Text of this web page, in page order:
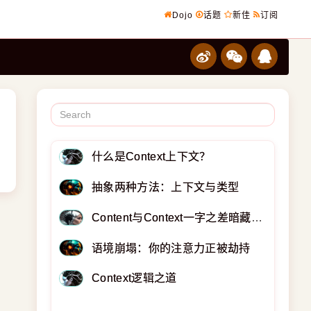
Dojo 话题 新佳 订阅
什么是Context上下文？
抽象两种方法：上下文与类型
Content与Context一字之差暗藏逆天极道
语境崩塌：你的注意力正被劫持
Context逻辑之道